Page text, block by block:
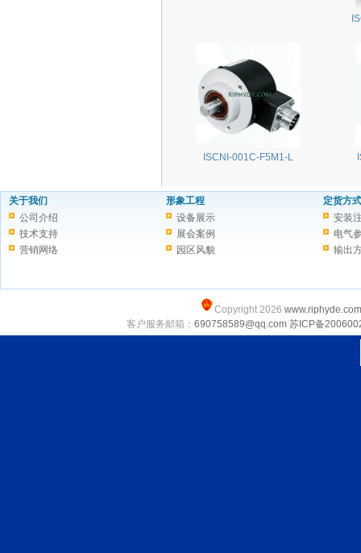
ISCNI-001C-F5M1-L
关于我们
公司介绍
技术支持
营销网络
形象工程
设备展示
展会案例
园区风貌
定货方式
安装
电气
输出
Copyright 2026 www.riphyde.com
客户服务邮箱： 690758589@qq.com 苏ICP备